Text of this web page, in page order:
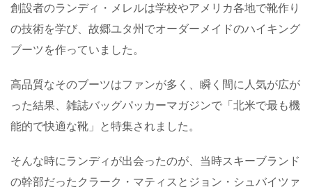
創設者のランディ・メレルは学校やアメリカ各地で靴作り
の技術を学び、故郷ユタ州でオーダーメイドのハイキング
ブーツを作っていました。
高品質なそのブーツはファンが多く、瞬く間に人気が広が
った結果、雑誌バッグパッカーマガジンで「北米で最も機
能的で快適な靴」と特集されました。
そんな時にランディが出会ったのが、当時スキーブランド
の幹部だったクラーク・マティスとジョン・シュバイツァ